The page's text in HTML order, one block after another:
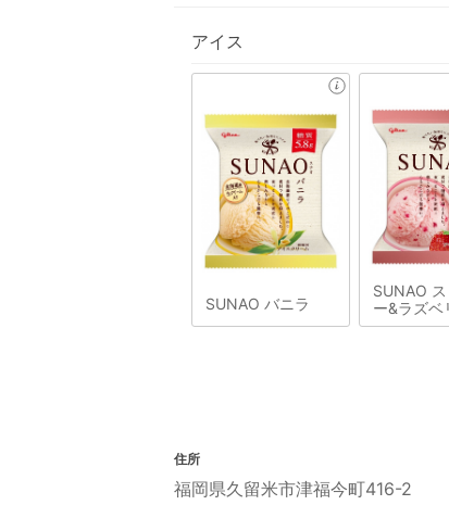
アイス
SUNAO バニラ
SUNAO
ー&ラズベ
住所
福岡県久留米市津福今町416-2